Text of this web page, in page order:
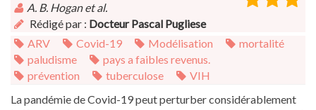
A. B. Hogan et al.
Rédigé par : Docteur Pascal Pugliese
ARV
Covid-19 Modélisation
mortalité
paludisme
pays a faibles revenus.
prévention
tuberculose
VIH
La pandémie de Covid-19 peut perturber considérablement